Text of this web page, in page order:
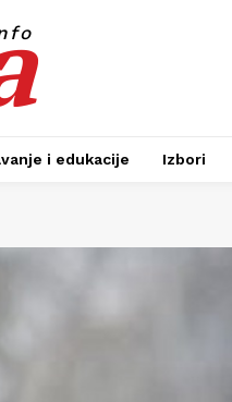
i edukacije Izbori